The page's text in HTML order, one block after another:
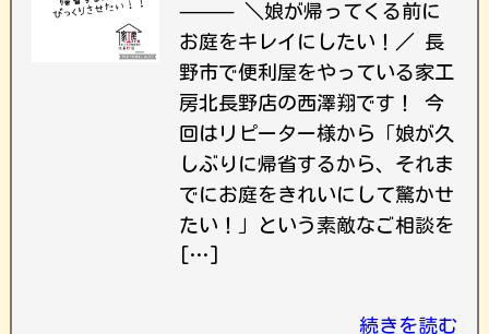
⸻ ＼娘が帰ってくる前に
お庭をキレイにしたい！／ 長
野市で便利屋をやっている家工
房北長野店の西澤翔です！ 今
回はリピーター様から「娘が久
しぶりに帰省するから、それま
でにお庭をきれいにして驚かせ
たい！」という素敵なご相談を
[…]
続きを読む